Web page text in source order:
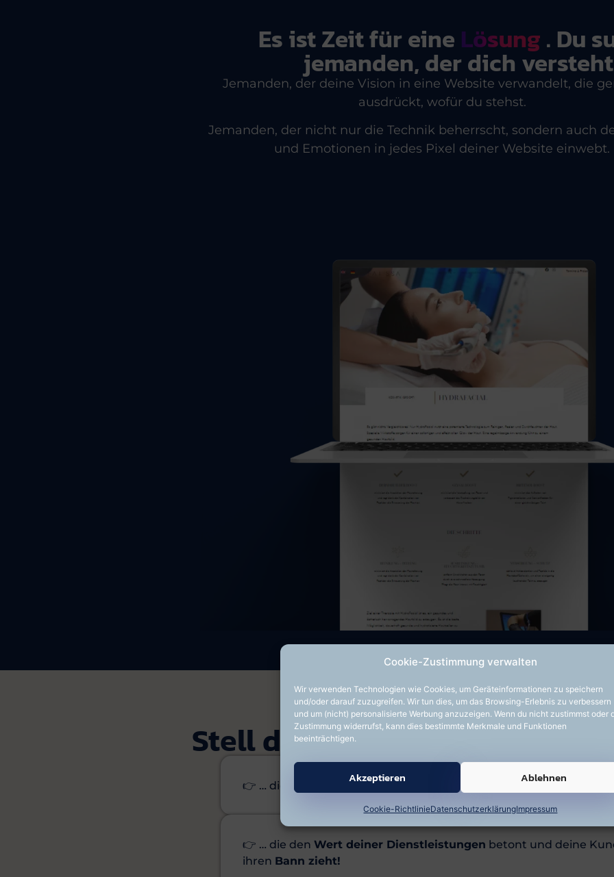
und/oder darauf zuzugreifen. Wir tun dies, um das Browsing-Erlebnis zu verbessern
Akzeptieren Ablehnen
Cookie-RichtlinieDatenschutzerklärungImpressum
Es ist Zeit für eine Lösung. Du
jemanden, der dich
Jemanden, der deine Vision in eine Website verwandelt, die
ausdrückt, wofür du stehst.
Jemanden, der nicht nur die Technik beherrscht, sondern auch
und Emotionen in jedes Pixel deiner Website einwebt.
Stell dir vor, du hättest eine
👉 … die deine Persönlichkeit Authentischund
👉 … die den Wert deiner Dienstleistungen betont und deine
ihren Bann zieht!